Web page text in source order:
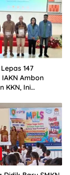
147
Ambon
KKN, Ini